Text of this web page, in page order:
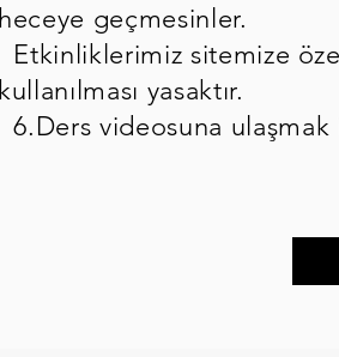
heceye geçmesinler.
Etkinliklerimiz sitemize
kullanılması yasaktır.
6.Ders videosuna